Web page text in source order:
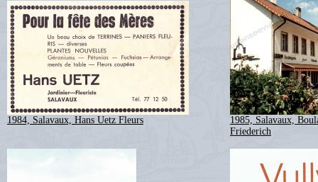
1984, Salavaux, Hans Uetz Fleurs
1985, Salavaux,
Friederich